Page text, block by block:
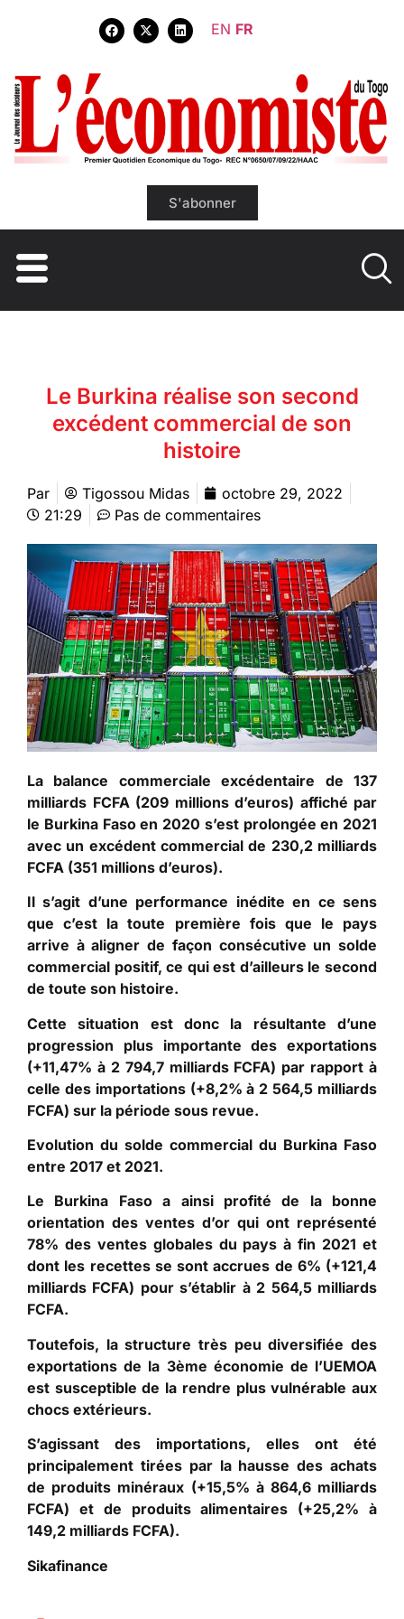
EN FR
S'abonner
Le Burkina réalise son second
excédent commercial de son
histoire
Par Tigossou Midas
octobre 29, 2022
21:29
Pas de commentaires
La balance commerciale excédentaire de 137
milliards FCFA (209 millions d’euros) affiché par
le Burkina Faso en 2020 s’est prolongée en 2021
avec un excédent commercial de 230,2 milliards
FCFA (351 millions d’euros).
Il s’agit d’une performance inédite en ce sens
que c’est la toute première fois que le pays
arrive à aligner de façon consécutive un solde
commercial positif, ce qui est d’ailleurs le second
de toute son histoire.
Cette situation est donc la résultante d’une
progression plus importante des exportations
(+11,47% à 2 794,7 milliards FCFA) par rapport à
celle des importations (+8,2% à 2 564,5 milliards
FCFA) sur la période sous revue.
Evolution du solde commercial du Burkina Faso
entre 2017 et 2021.
Le Burkina Faso a ainsi profité de la bonne
orientation des ventes d’or qui ont représenté
78% des ventes globales du pays à fin 2021 et
dont les recettes se sont accrues de 6% (+121,4
milliards FCFA) pour s’établir à 2 564,5 milliards
FCFA.
Toutefois, la structure très peu diversifiée des
exportations de la 3ème économie de l’UEMOA
est susceptible de la rendre plus vulnérable aux
chocs extérieurs.
S’agissant des importations, elles ont été
principalement tirées par la hausse des achats
de produits minéraux (+15,5% à 864,6 milliards
FCFA) et de produits alimentaires (+25,2% à
149,2 milliards FCFA).
Sikafinance